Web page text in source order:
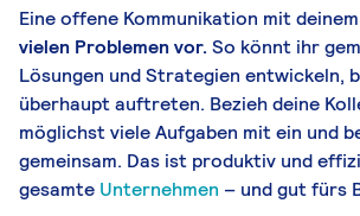
Eine offene Kommunikation mit deinem
vielen Problemen vor. So könnt ihr
Lösungen und Strategien entwickeln,
überhaupt auftreten. Bezieh deine
möglichst viele Aufgaben mit ein und
gemeinsam. Das ist produktiv und
gesamte Unternehmen – und gut fürs